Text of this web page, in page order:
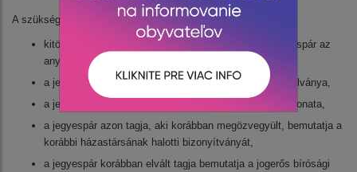
A szükséges okmányok:
kitöltött házasságkötés iránti kérelem, amelyet a jegyespár az
anyakönyvi hivataltól igényel,
a jegyespár mindkét tagjának érvényes személyi igazolványa,
a jegyespár mindkét tagjának születési anyakönyvi kivonata,
a jegyespár azon tagja, aki korábban megözvegyült, bemutatja a
korábbi házastársának halotti bizonyítványát,
a jegyespár korábban elvált tagja bemutatja a jogerős bírósági